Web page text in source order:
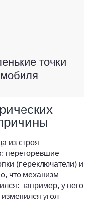
точки
из строя
перегоревшие
(переключатели) и
что механизм
например, у него
угол